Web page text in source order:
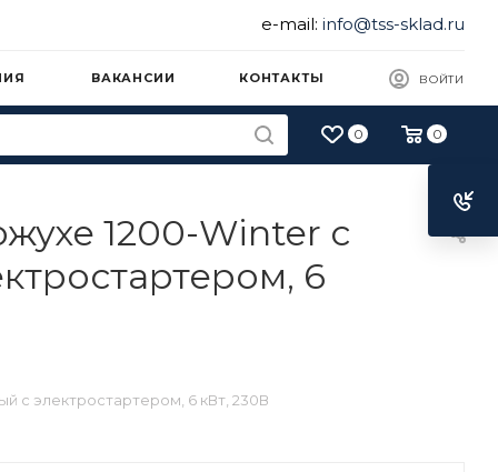
e-mail: info@tss-sklad.ru
ВАКАНСИИ КОНТАКТЫ ВОЙТИ
0 0
1200-Winter с
6
с электростартером, 6 кВт, 230В